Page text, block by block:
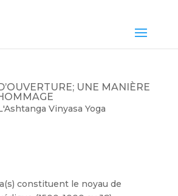
UNE MANIÈRE
Vinyasa Yoga
constituent le noyau de